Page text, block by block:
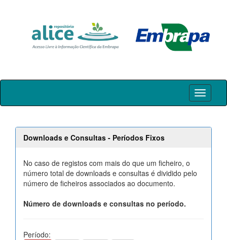
Skip
Downloads e Consultas - Períodos Fixos
No caso de registos com mais do que um ficheiro, o
número total de downloads e consultas é dividido pelo
número de ficheiros associados ao documento.
Número de downloads e consultas no período.
Período: